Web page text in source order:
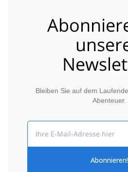
Bleiben Sie auf dem
Abenteuer.
Abonnieren!